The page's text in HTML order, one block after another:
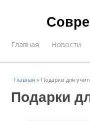
Главная Новости
Главная » Подарки для
Подарки